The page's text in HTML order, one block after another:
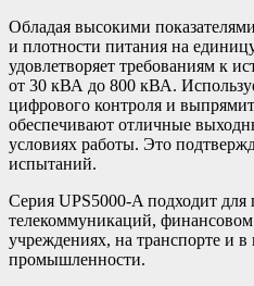
Обладая высокими
и плотности питания на
удовлетворяет требованиям к
от 30 кВА до 800 кВА.
цифрового контроля и
обеспечивают отличные
условиях работы. Это
испытаний.
Серия UPS5000-A подходит для
телекоммуникаций, финансовом
учреждениях, на транспорте и
промышленности.